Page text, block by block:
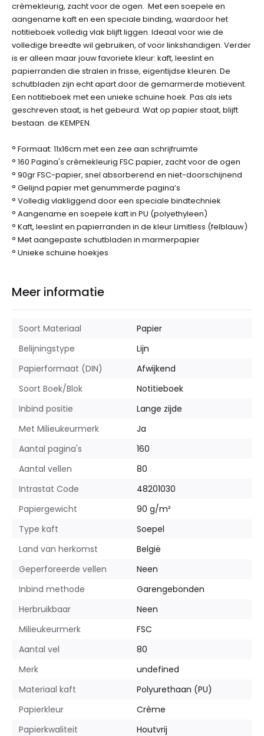
crèmekleurig, zacht voor de ogen. Met een soepele en
aangename kaft en een speciale binding, waardoor het
notitieboek volledig vlak blijft liggen. Ideaal voor wie de
volledige breedte wil gebruiken, of voor linkshandigen. Verder
is er alleen maar jouw favoriete kleur: kaft, leeslint en
papierranden die stralen in frisse, eigentijdse kleuren. De
schutbladen zijn echt apart door de gemarmerde motievent.
Een notitieboek met een unieke schuine hoek. Pas als iets
geschreven staat, is het gebeurd. Wat op papier staat, blijft
bestaan. de KEMPEN.
° Formaat: 11x16cm met een zee aan schrijfruimte
° 160 Pagina's crèmekleurig FSC papier, zacht voor de ogen
° 90gr FSC-papier, snel absorberend en niet-doorschijnend
° Gelijnd papier met genummerde pagina’s
° Volledig vlakliggend door een speciale bindtechniek
° Aangename en soepele kaft in PU (polyethyleen)
° Kaft, leeslint en papierranden in de kleur Limitless (felblauw)
° Met aangepaste schutbladen in marmerpapier
° Unieke schuine hoekjes
Meer informatie
Soort Materiaal
Papier
Belijningstype
Lijn
Papierformaat (DIN)
Afwijkend
Soort Boek/Blok
Notitieboek
Inbind positie
Lange zijde
Met Milieukeurmerk
Ja
Aantal pagina's
160
Aantal vellen
80
Intrastat Code
48201030
Papiergewicht
90 g/m²
Type kaft
Soepel
Land van herkomst
België
Geperforeerde vellen
Neen
Inbind methode
Garengebonden
Herbruikbaar
Neen
Milieukeurmerk
FSC
Aantal vel
80
Merk
undefined
Materiaal kaft
Polyurethaan (PU)
Papierkleur
Crème
Papierkwaliteit
Houtvrij